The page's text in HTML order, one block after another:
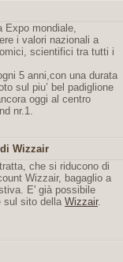
Expo mondiale,
i valori nazionali a
scientifici tra tutti i
5 anni,con una durata
sul piu’ bel padiglione
oggi al centro
nr.1.
Wizzair
che si riducono di
Wizzair, bagaglio a
E' già possibile
sul sito della Wizzair.